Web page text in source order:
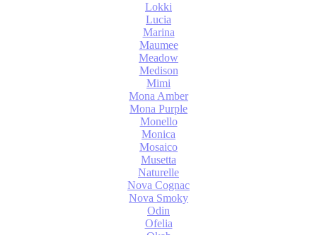
Lokki
Lucia
Marina
Maumee
Meadow
Medison
Mimi
Mona Amber
Mona Purple
Monello
Monica
Mosaico
Musetta
Naturelle
Nova Cognac
Nova Smoky
Odin
Ofelia